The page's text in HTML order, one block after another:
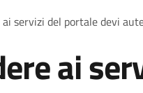
pane
ai servizi del portale devi
ai